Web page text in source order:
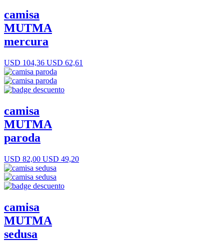
camisa
MUTMA
mercura
USD 104,36 USD 62,61
camisa
MUTMA
paroda
USD 82,00 USD 49,20
camisa
MUTMA
sedusa